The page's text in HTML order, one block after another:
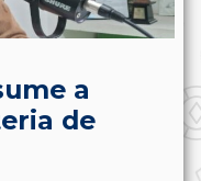
a
de